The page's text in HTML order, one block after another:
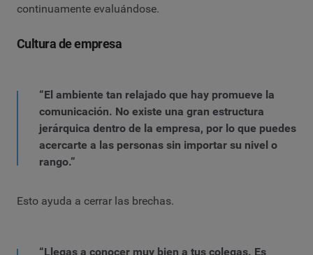
continuamente evaluándose.
Cultura de empresa
“El ambiente tan relajado que hay promueve la
comunicación. No existe una gran estructura
jerárquica dentro de la empresa, por lo que puedes
acercarte a las personas sin importar su nivel o
rango.”
Esto ayuda a cerrar las brechas.
“Llegas a conocer muy bien a tus colegas. Es